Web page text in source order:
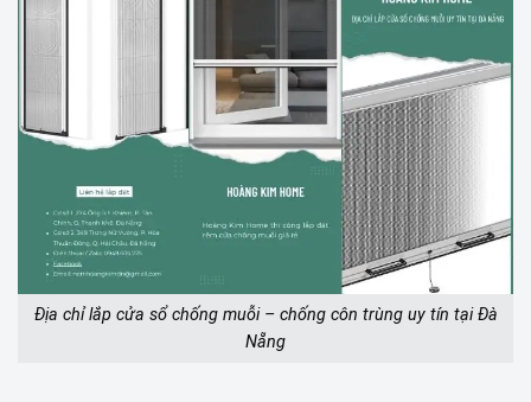
Địa chỉ lắp cửa sổ chống muỗi – chống côn trùng uy tín tại Đà
Nẵng